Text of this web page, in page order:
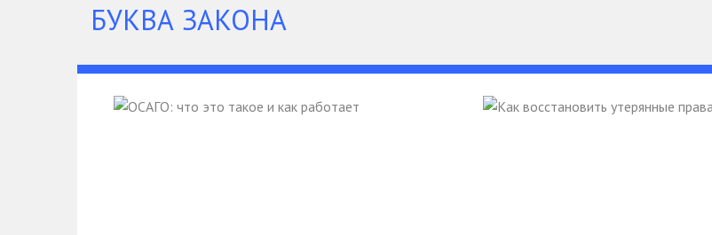
БУКВА ЗАКОНА